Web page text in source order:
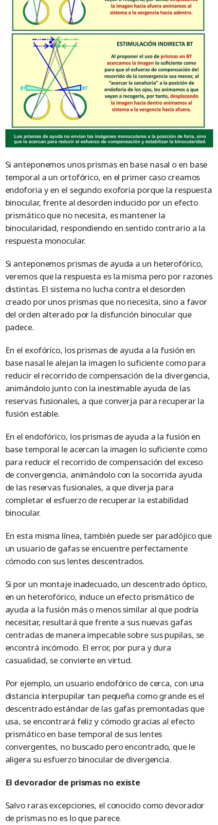
Si anteponemos unos prismas en base nasal o en base
temporal a un ortofórico, en el primer caso creamos
endoforia y en el segundo exoforia porque la respuesta
binocular, frente al desorden inducido por un efecto
prismático que no necesita, es mantener la
binocularidad, respondiendo en sentido contrario a la
respuesta monocular.
Si anteponemos prismas de ayuda a un heterofórico,
veremos que la respuesta es la misma pero por razones
distintas. El sistema no lucha contra el desorden
creado por unos prismas que no necesita, sino a favor
del orden alterado por la disfunción binocular que
padece.
En el exofórico, los prismas de ayuda a la fusión en
base nasal le alejan la imagen lo suficiente como para
reducir el recorrido de compensación de la divergencia,
animándolo junto con la inestimable ayuda de las
reservas fusionales, a que converja para recuperar la
fusión estable.
En el endofórico, los prismas de ayuda a la fusión en
base temporal le acercan la imagen lo suficiente como
para reducir el recorrido de compensación del exceso
de convergencia, animándolo con la socorrida ayuda
de las reservas fusionales, a que diverja para
completar el esfuerzo de recuperar la estabilidad
binocular.
En esta misma línea, también puede ser paradójico que
un usuario de gafas se encuentre perfectamente
cómodo con sus lentes descentrados.
Si por un montaje inadecuado, un descentrado óptico,
en un heterofórico, induce un efecto prismático de
ayuda a la fusión más o menos similar al que podría
necesitar, resultará que frente a sus nuevas gafas
centradas de manera impecable sobre sus pupilas, se
encontrá incómodo. El error, por pura y dura
casualidad, se convierte en virtud.
Por ejemplo, un usuario endofórico de cerca, con una
distancia interpupilar tan pequeña como grande es el
descentrado estándar de las gafas premontadas que
usa, se encontrará feliz y cómodo gracias al efecto
prismático en base temporal de sus lentes
convergentes, no buscado pero encontrado, que le
aligera su esfuerzo binocular de divergencia.
El devorador de prismas no existe
Salvo raras excepciones, el conocido como devorador
de prismas no es lo que parece.